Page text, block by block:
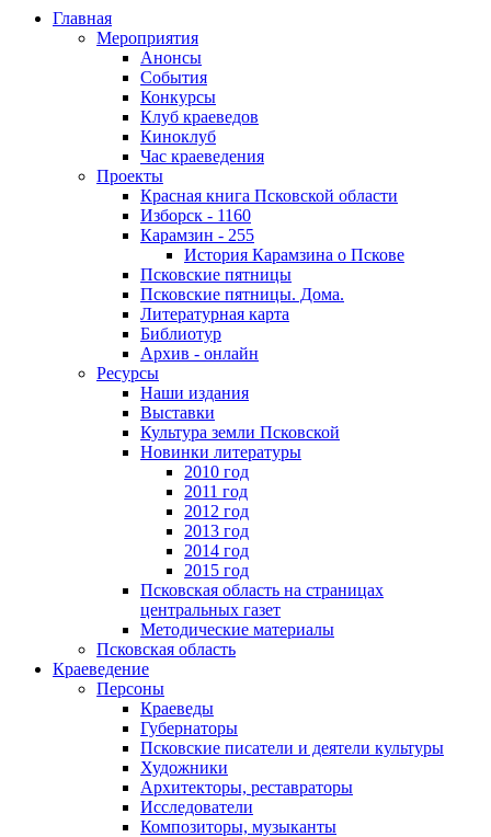
Главная
Мероприятия
Анонсы
События
Конкурсы
Клуб краеведов
Киноклуб
Час краеведения
Проекты
Красная книга Псковской области
Изборск - 1160
Карамзин - 255
История Карамзина о Пскове
Псковские пятницы
Псковские пятницы. Дома.
Литературная карта
Библиотур
Архив - онлайн
Ресурсы
Наши издания
Выставки
Культура земли Псковской
Новинки литературы
2010 год
2011 год
2012 год
2013 год
2014 год
2015 год
Псковская область на страницах
центральных газет
Методические материалы
Псковская область
Краеведение
Персоны
Краеведы
Губернаторы
Псковские писатели и деятели культуры
Художники
Архитекторы, реставраторы
Исследователи
Композиторы, музыканты